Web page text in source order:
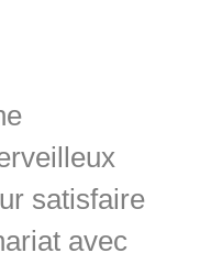
satisfaire
avec